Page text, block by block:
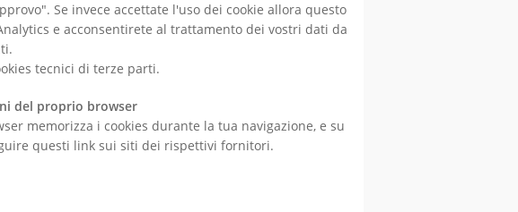
Se invece accettate l'uso dei cookie allora questo
e acconsentirete al trattamento dei vostri dati da
tecnici di terze parti.
del proprio browser
memorizza i cookies durante la tua navigazione, e su
questi link sui siti dei rispettivi fornitori.